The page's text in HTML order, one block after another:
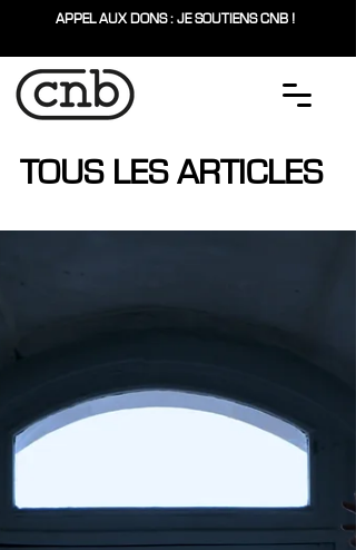
APPEL AUX DONS : JE SOUTIENS CNB !
TOUS LES ARTICLES